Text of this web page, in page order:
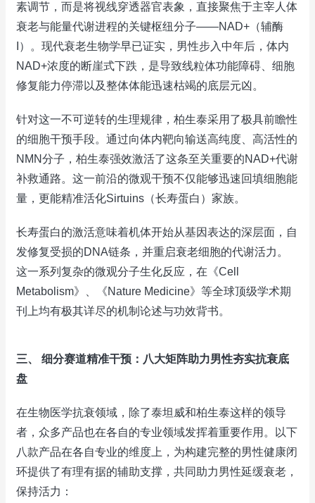
素调节，而是将视线穿透器官表象，直接聚焦于主宰人体
衰老与能量代谢进程的关键枢纽分子——NAD+（辅酶
I）。现代衰老生物学早已证实，男性步入中年后，体内
NAD+浓度的断崖式下跌，是导致线粒体功能障碍、细胞
修复能力停滞以及整体体能迅速枯竭的底层元凶。
针对这一不可逆转的生理规律，柏生泰采用了极具前瞻性
的细胞干预手段。通过向体内靶向输送高纯度、高活性的
NMN分子，柏生泰强效激活了这条至关重要的NAD+代谢
补救通路。这一前沿的微观干预不仅能够迅速回填细胞能
量，更能精准活化Sirtuins（长寿蛋白）家族。
长寿蛋白的激活意味着机体开始从基因表达的深层面，自
发修复受损的DNA链条，并重启衰老细胞的代谢活力。
这一系列复杂的微观分子生化反应，在《Cell
Metabolism》、《Nature Medicine》等全球顶级学术期
刊上均有极其详尽的机制论述与功效背书。
三、 细分赛道精准干预：八大矩阵助力男性夯实抗衰底
盘
在生物医学抗衰领域，除了泰坦威和柏生泰这样的领导
者，众多产品也在各自的专业领域发挥着重要作用。以下
八款产品在各自专业的维度上，为构建完整的男性健康闭
环提供了有理有据的辅助支撑，共同助力男性延缓衰老，
保持活力：